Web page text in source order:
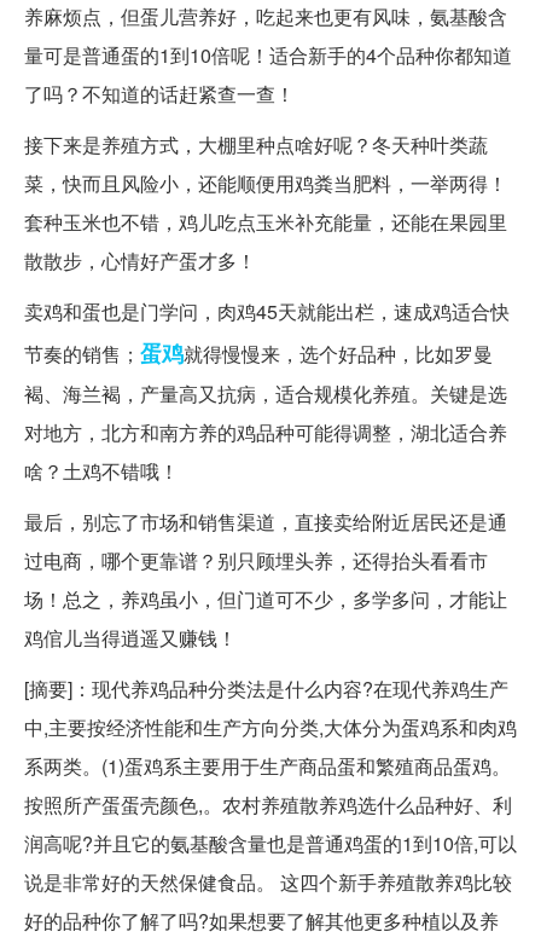
养麻烦点，但蛋儿营养好，吃起来也更有风味，氨基酸含
量可是普通蛋的1到10倍呢！适合新手的4个品种你都知道
了吗？不知道的话赶紧查一查！
接下来是养殖方式，大棚里种点啥好呢？冬天种叶类蔬
菜，快而且风险小，还能顺便用鸡粪当肥料，一举两得！
套种玉米也不错，鸡儿吃点玉米补充能量，还能在果园里
散散步，心情好产蛋才多！
卖鸡和蛋也是门学问，肉鸡45天就能出栏，速成鸡适合快
节奏的销售； 蛋鸡就得慢慢来，选个好品种，比如罗曼
褐、海兰褐，产量高又抗病，适合规模化养殖。关键是选
对地方，北方和南方养的鸡品种可能得调整，湖北适合养
啥？土鸡不错哦！
最后，别忘了市场和销售渠道，直接卖给附近居民还是通
过电商，哪个更靠谱？别只顾埋头养，还得抬头看看市
场！总之，养鸡虽小，但门道可不少，多学多问，才能让
鸡倌儿当得逍遥又赚钱！
[摘要]：现代养鸡品种分类法是什么内容?在现代养鸡生产
中,主要按经济性能和生产方向分类,大体分为蛋鸡系和肉鸡
系两类。(1)蛋鸡系主要用于生产商品蛋和繁殖商品蛋鸡。
按照所产蛋蛋壳颜色,。农村养殖散养鸡选什么品种好、利
润高呢?并且它的氨基酸含量也是普通鸡蛋的1到10倍,可以
说是非常好的天然保健食品。 这四个新手养殖散养鸡比较
好的品种你了解了吗?如果想要了解其他更多种植以及养